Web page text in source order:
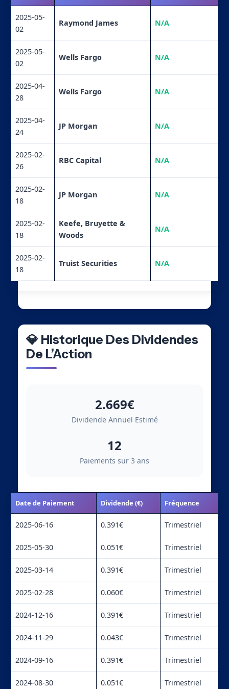
2025-05-
02
Raymond James N/A
2025-05-
02
Wells Fargo N/A
2025-04-
28
Wells Fargo N/A
2025-04-
24
JP Morgan N/A
2025-02-
26
RBC Capital N/A
2025-02-
18
JP Morgan N/A
2025-02-
18
Keefe, Bruyette &
Woods
N/A
2025-02-
18
Truist Securities N/A
💎 Historique Des Dividendes
De L’Action
2.669€
Dividende Annuel Estimé
12
Paiements sur 3 ans
Date de Paiement Dividende (€) Fréquence
2025-06-16 0.391€ Trimestriel
2025-05-30 0.051€ Trimestriel
2025-03-14 0.391€ Trimestriel
2025-02-28 0.060€ Trimestriel
2024-12-16 0.391€ Trimestriel
2024-11-29 0.043€ Trimestriel
2024-09-16 0.391€ Trimestriel
2024-08-30 0.051€ Trimestriel